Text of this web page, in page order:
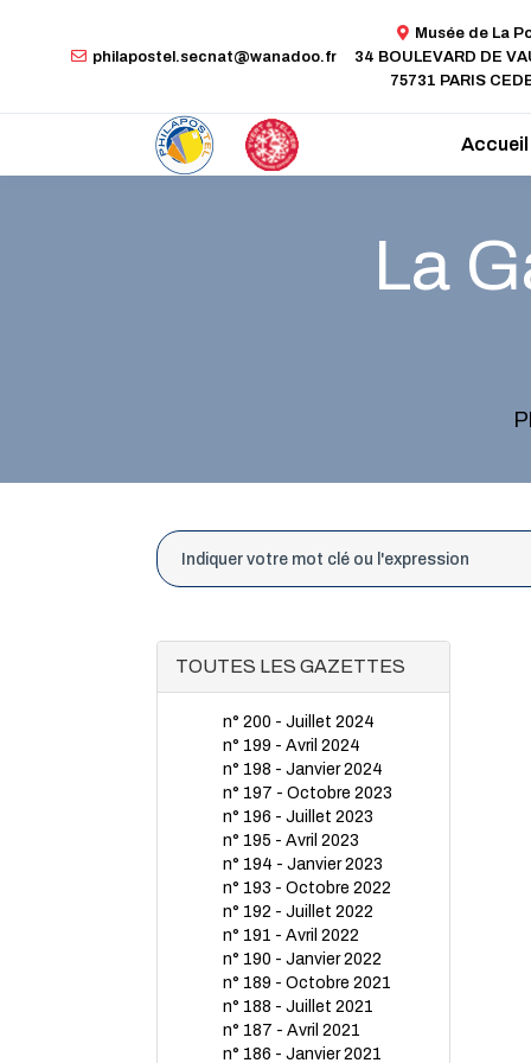
philapostel.secnat@wanadoo.fr
Musée de La
34 BOULEVARD DE
75731 PARIS
Accueil
La
TOUTES LES GAZETTES
n° 200 - Juillet 2024
n° 199 - Avril 2024
n° 198 - Janvier 2024
n° 197 - Octobre 2023
n° 196 - Juillet 2023
n° 195 - Avril 2023
n° 194 - Janvier 2023
n° 193 - Octobre 2022
n° 192 - Juillet 2022
n° 191 - Avril 2022
n° 190 - Janvier 2022
n° 189 - Octobre 2021
n° 188 - Juillet 2021
n° 187 - Avril 2021
n° 186 - Janvier 2021